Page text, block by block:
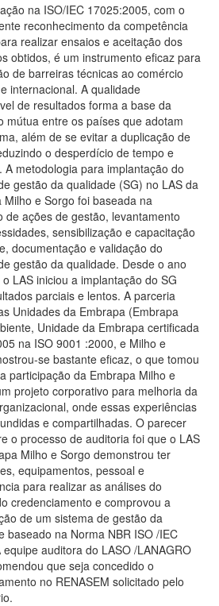
na ISO/IEC 17025:2005, com o
reconhecimento da competência
realizar ensaios e aceitação dos
obtidos, é um instrumento eficaz para
de barreiras técnicas ao comércio
internacional. A qualidade
de resultados forma a base da
mútua entre os países que adotam
além de se evitar a duplicação de
o desperdício de tempo e
A metodologia para implantação do
gestão da qualidade (SG) no LAS da
Milho e Sorgo foi baseada na
de ações de gestão, levantamento
sensibilização e capacitação
documentação e validação do
gestão da qualidade. Desde o ano
LAS iniciou a implantação do SG
parciais e lentos. A parceria
Unidades da Embrapa (Embrapa
Unidade da Embrapa certificada
na ISO 9001 :2000, e Milho e
se bastante eficaz, o que tomou
participação da Embrapa Milho e
projeto corporativo para melhoria da
onde essas experiências
e compartilhadas. O parecer
o processo de auditoria foi que o LAS
Milho e Sorgo demonstrou ter
equipamentos, pessoal e
para realizar as análises do
credenciamento e comprovou a
de um sistema de gestão da
baseado na Norma NBR ISO /IEC
equipe auditora do LASO /LANAGRO
que seja concedido o
no RENASEM solicitado pelo